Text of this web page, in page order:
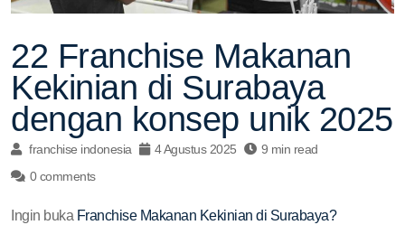
22 Franchise Makanan
Kekinian di Surabaya
dengan konsep unik 2025
franchise indonesia 4 Agustus 2025
9 min read
0 comments
Ingin buka Franchise Makanan Kekinian di Surabaya?